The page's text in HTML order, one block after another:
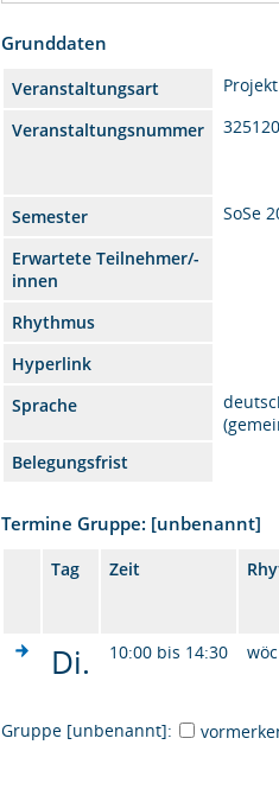
Grunddaten
Veranstaltungsart
Veranstaltungsnummer
Semester
SoSe
Erwartete Teilnehmer/-
innen
Rhythmus
Hyperlink
Sprache
Belegungsfrist
Termine Gruppe: [unbenannt]
Tag Zeit
Di. 10:00 bis 14:30
Gruppe [unbenannt]: